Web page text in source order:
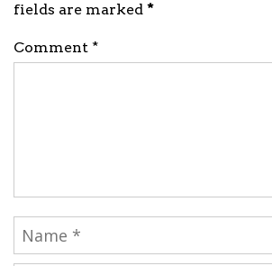
fields are marked *
Comment *